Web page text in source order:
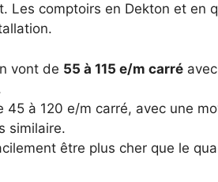
Les comptoirs en Dekton et en
vont de 55 à 115 e/m carré
45 à 120 e/m carré, avec une
similaire.
être plus cher que le